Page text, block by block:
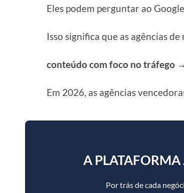
Eles podem perguntar ao
Isso significa que as agências
conteúdo com foco no tráfego
Em 2026, as agências
A
Por trás de cada